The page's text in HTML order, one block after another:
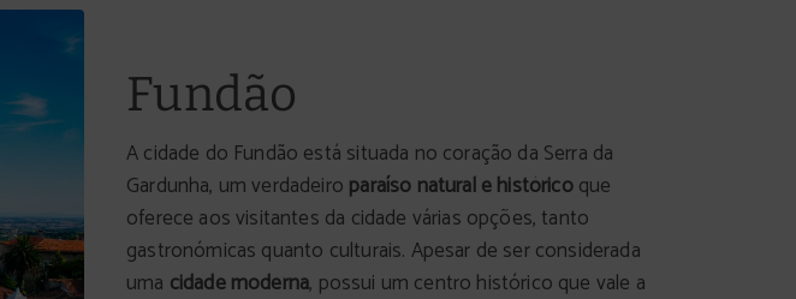
Fundão
A cidade do Fundão está situada no coração da Serra da
Gardunha, um verdadeiro paraíso natural e históricoque
oferece aos visitantes da cidade várias opções, tanto
gastronómicas quanto culturais. Apesar de ser considerada
uma cidade moderna, possui um centro histórico que vale a